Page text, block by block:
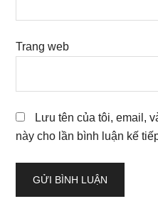
Trang web
Lưu tên của tôi, email,
này cho lần bình luận kế